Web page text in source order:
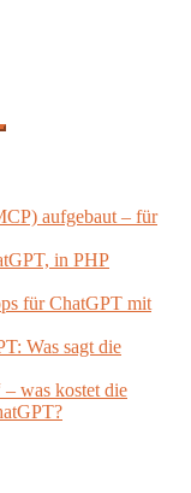
aufgebaut – für
in PHP
für ChatGPT mit
Was sagt die
was kostet die